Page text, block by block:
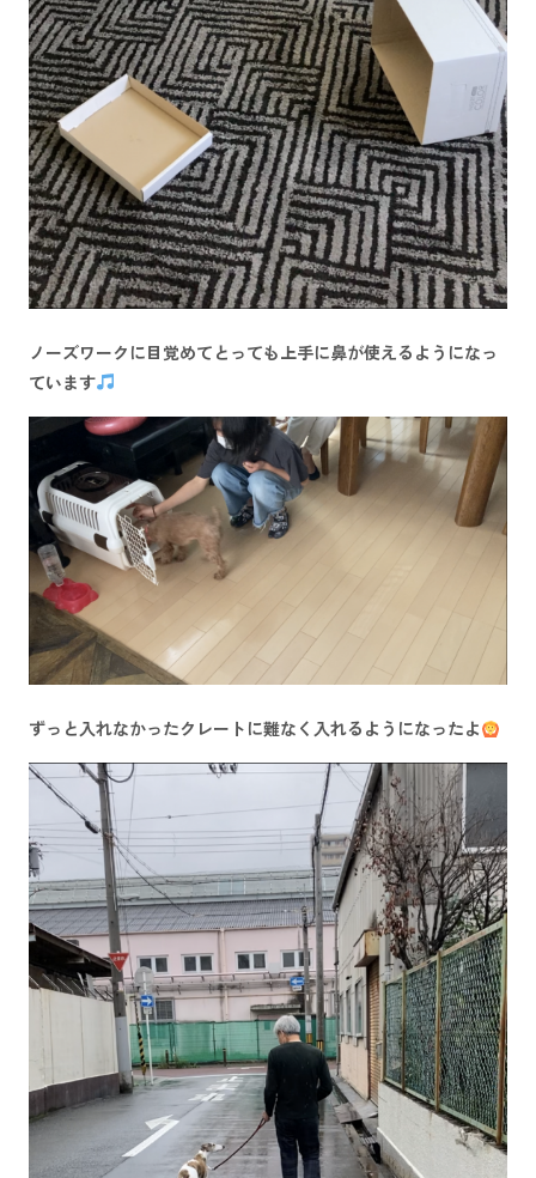
ノーズワークに目覚めてとっても上手に鼻が使えるようになっ
ています
ずっと入れなかったクレートに難なく入れるようになったよ